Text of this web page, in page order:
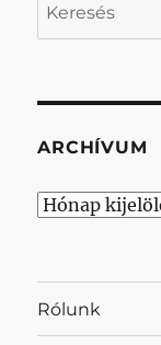
ARCHÍVUM
Archívum
Rólunk